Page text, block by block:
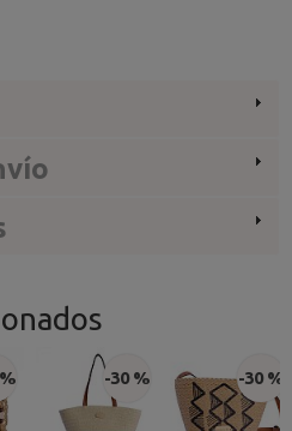
-30 % -30 %